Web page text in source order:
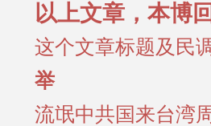
以上文章，本博
这个文章标题及民
举
流氓中共国来台湾